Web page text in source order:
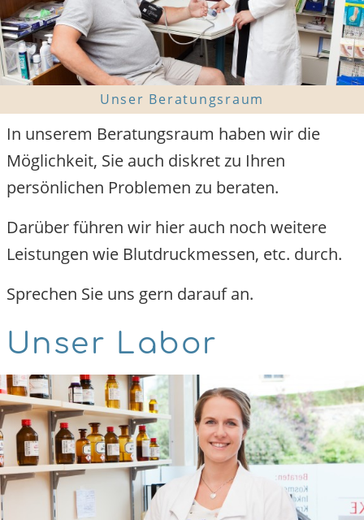
Unser Beratungsraum
In unserem Beratungsraum haben wir die
Möglichkeit, Sie auch diskret zu Ihren
persönlichen Problemen zu beraten.
Darüber führen wir hier auch noch weitere
Leistungen wie Blutdruckmessen, etc. durch.
Sprechen Sie uns gern darauf an.
Unser Labor